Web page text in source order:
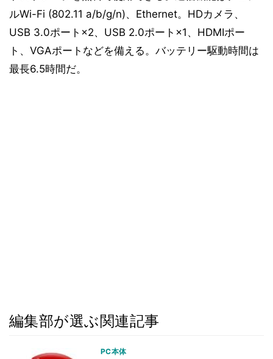
ルWi-Fi (802.11 a/b/g/n)、Ethernet。HDカメラ、
USB 3.0ポート×2、USB 2.0ポート×1、HDMIポー
ト、VGAポートなどを備える。バッテリー駆動時間は
最長6.5時間だ。
編集部が選ぶ関連記事
PC本体